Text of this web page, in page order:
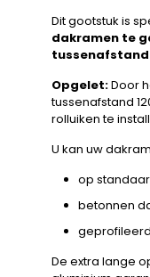
Dit gootstuk is
dakramen te
tussenafstand
Opgelet:Door
tussenafstand
rolluiken te
U kan uw
op
betonnen
De extra lange